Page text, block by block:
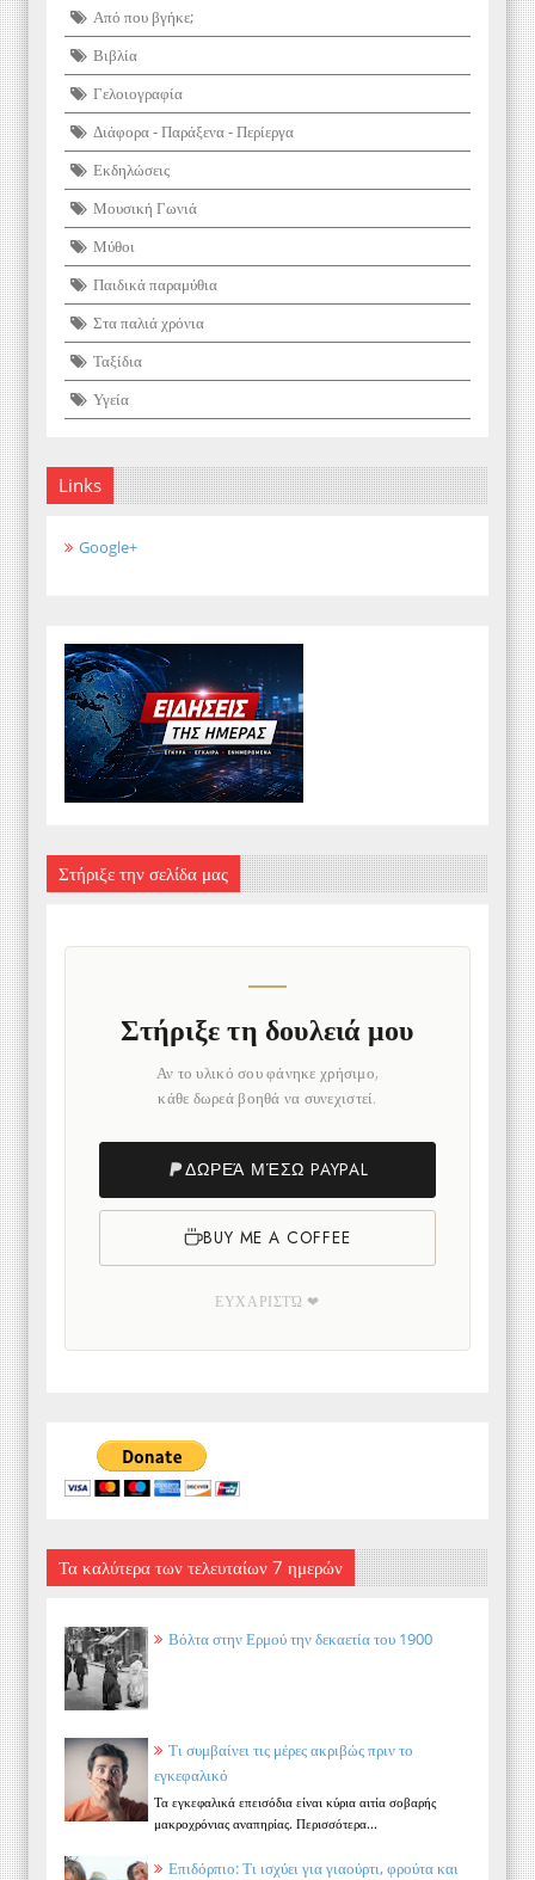
Από που βγήκε;
Βιβλία
Γελοιογραφία
Διάφορα - Παράξενα - Περίεργα
Εκδηλώσεις
Μουσική Γωνιά
Μύθοι
Παιδικά παραμύθια
Στα παλιά χρόνια
Ταξίδια
Υγεία
Links
Google+
Στήριξε την σελίδα μας
Στήριξε τη δουλειά μου
Αν το υλικό σου φάνηκε χρήσιμο,
κάθε δωρεά βοηθά να συνεχιστεί.
ΔΩΡΕΆ ΜΈΣΩ PAYPAL
BUY ME A COFFEE
ΕΥΧΑΡΙΣΤΏ ❤
Τα καλύτερα των τελευταίων 7 ημερών
Βόλτα στην Ερμού την δεκαετία του 1900
Τι συμβαίνει τις μέρες ακριβώς πριν το
εγκεφαλικό
Τα εγκεφαλικά επεισόδια είναι κύρια αιτία σοβαρής
μακροχρόνιας αναπηρίας. Περισσότερα...
Επιδόρπιο: Τι ισχύει για γιαούρτι, φρούτα και